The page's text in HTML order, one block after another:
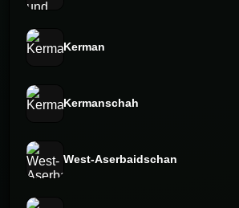
Kerman
Kermanschah
West-Aserbaidschan